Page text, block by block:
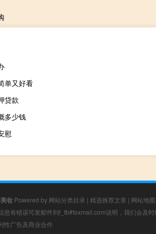
单又好看
贷款
多少钱
慰
妆 Powered by 网站分类目录 | 精选推荐文章 | 网站地图
息有错误可发邮件到f_fb#foxmail.com说明，我们会及时
性广告及商业合作